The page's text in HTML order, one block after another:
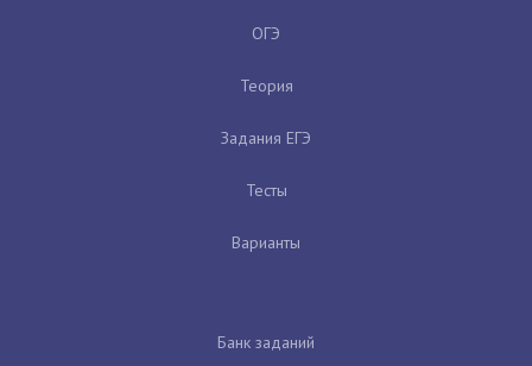
ОГЭ
Теория
Задания ЕГЭ
Тесты
Варианты
Банк заданий